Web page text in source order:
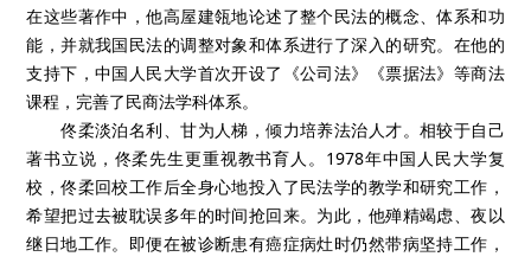
在这些著作中，他高屋建瓴地论述了整个民法的概念、体系和功
能，并就我国民法的调整对象和体系进行了深入的研究。在他的
支持下，中国人民大学首次开设了《公司法》《票据法》等商法
课程，完善了民商法学科体系。
佟柔淡泊名利、甘为人梯，倾力培养法治人才。相较于自己
著书立说，佟柔先生更重视教书育人。 1978年中国人民大学复
校，佟柔回校工作后全身心地投入了民法学的教学和研究工作，
希望把过去被耽误多年的时间抢回来。为此，他殚精竭虑、夜以
继日地工作。即便在被诊断患有癌症病灶时仍然带病坚持工作，